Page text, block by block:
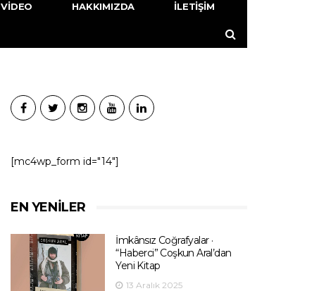
VIDEO HAKKIMIZDA İLETIŞIM
[mc4wp_form id="14"]
EN YENILER
İmkânsız Coğrafyalar ·
“Haberci” Coşkun Aral’dan
Yeni Kitap
13 Aralık 2025